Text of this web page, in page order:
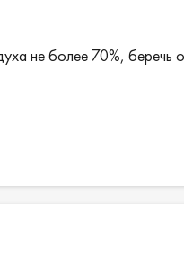
не более 70%, беречь